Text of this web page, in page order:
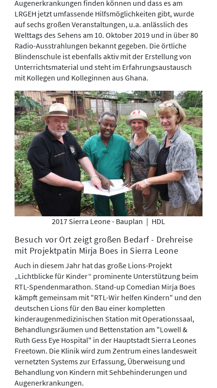
Augenerkrankungen finden können und dass es am
LRGEH jetzt umfassende Hilfsmöglichkeiten gibt, wurde
auf sechs großen Veranstaltungen, u.a. anlässlich des
Welttags des Sehens am 10. Oktober 2019 und in über 80
Radio-Ausstrahlungen bekannt gegeben. Die örtliche
Blindenschule ist ebenfalls aktiv mit der Erstellung von
Unterrichtsmaterial und steht im Erfahrungsaustausch
mit Kollegen und Kolleginnen aus Ghana.
2017 Sierra Leone - Bauplan | HDL
Besuch vor Ort zeigt großen Bedarf - Drehreise
mit Projektpatin Mirja Boes in Sierra Leone
Auch in diesem Jahr hat das große Lions-Projekt
„Lichtblicke für Kinder“ prominente Unterstützung beim
RTL-Spendenmarathon. Stand-up Comedian Mirja Boes
kämpft gemeinsam mit "RTL-Wir helfen Kindern" und den
deutschen Lions für den Bau einer kompletten
kinderaugenmedizinischen Station mit Operationssaal,
Behandlungsräumen und Bettenstation am "Lowell &
Ruth Gess Eye Hospital" in der Hauptstadt Sierra Leones
Freetown. Die Klinik wird zum Zentrum eines landesweit
vernetzten Systems zur Erfassung, Überweisung und
Behandlung von Kindern mit Sehbehinderungen und
Augenerkrankungen.